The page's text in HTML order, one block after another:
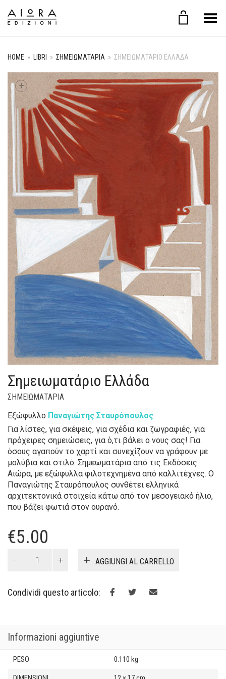
Toggle Menu
HOME » LIBRI » ΣΗΜΕΙΩΜΑΤΑΡΙΑ » ΣΗΜΕΙΩΜΑΤΆΡΙΟ ΕΛΛΆΔΑ
+
Σημειωματάριο Ελλάδα
ΣΗΜΕΙΩΜΑΤΑΡΙΑ
Εξώφυλλο Παναγιώτης Σταυρόπουλος
Για λίστες, για σκέψεις, για σχέδια και ζωγραφιές, για
πρόχειρες σημειώσεις, για ό,τι βάλει ο νους σας! Για
όσους αγαπούν το χαρτί και συνεχίζουν να γράφουν με
μολύβια και στιλό. Σημεωματάρια από τις Εκδόσεις
Αιώρα, με εξώφυλλα φιλοτεχνημένα από καλλιτέχνες. Ο
Παναγιώτης Σταυρόπουλος συνθέτει ελληνικά
αρχιτεκτονικά στοιχεία κάτω από τον μεσογειακό ήλιο,
που βάζει φωτιά στον ουρανό.
€5.00
AGGIUNGI AL CARRELLO
Condividi questo articolo:
Informazioni aggiuntive
PESO 0.110 kg